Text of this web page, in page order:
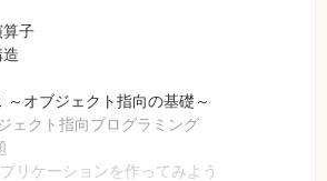
子
ジェクト指向の基礎～
指向プログラミング
リケーションを作ってみよう